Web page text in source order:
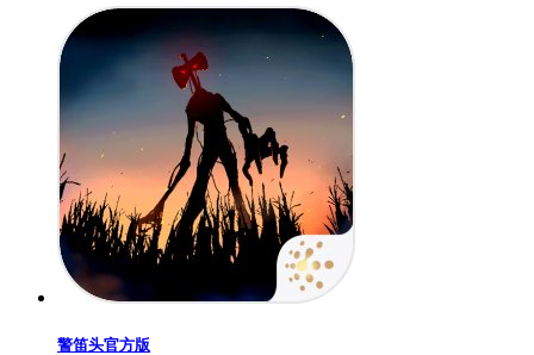
警笛头官方版